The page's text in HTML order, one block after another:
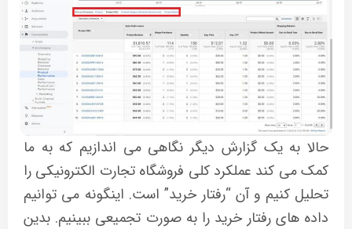
حالا به یک گزارش دیگر نگاهی می اندازیم که به ما
کمک می کند عملکرد کلی فروشگاه تجارت الکترونیکی را
تحلیل کنیم و آن “رفتار خرید” است. اینگونه می توانیم
داده های رفتار خرید را به صورت تجمیعی ببینیم. بدین